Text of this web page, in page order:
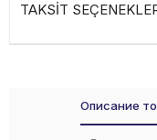
TAKSİT
Описание